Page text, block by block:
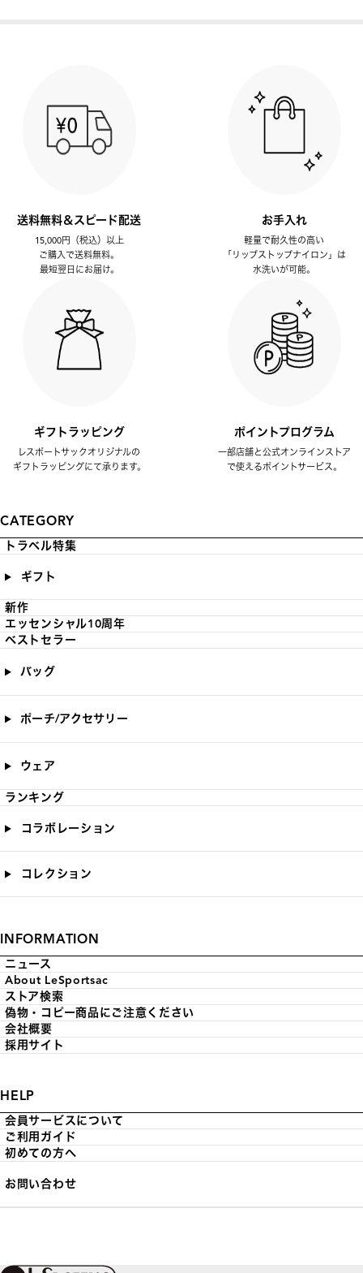
送料無料＆スピード配送
15,000円（税込）以上
ご購入で送料無料。
最短翌日にお届け。
お手入れ
軽量で耐久性の高い
「リップストップナイロン」は
水洗いが可能。
ギフトラッピング
レスポートサックオリジナルの
ギフトラッピングにて承ります。
ポイントプログラム
一部店舗と公式オンラインストア
で使えるポイントサービス。
CATEGORY
トラベル特集
ギフト
新作
エッセンシャル10周年
ベストセラー
バッグ
ポーチ/アクセサリー
ウェア
ランキング
コラボレーション
コレクション
INFORMATION
ニュース
About LeSportsac
ストア検索
偽物・コピー商品にご注意ください
会社概要
採用サイト
HELP
会員サービスについて
ご利用ガイド
初めての方へ
お問い合わせ